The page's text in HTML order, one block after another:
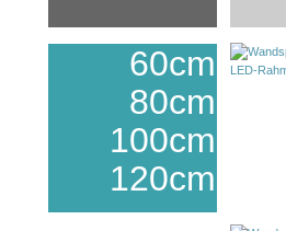
60cm
80cm
100cm
120cm